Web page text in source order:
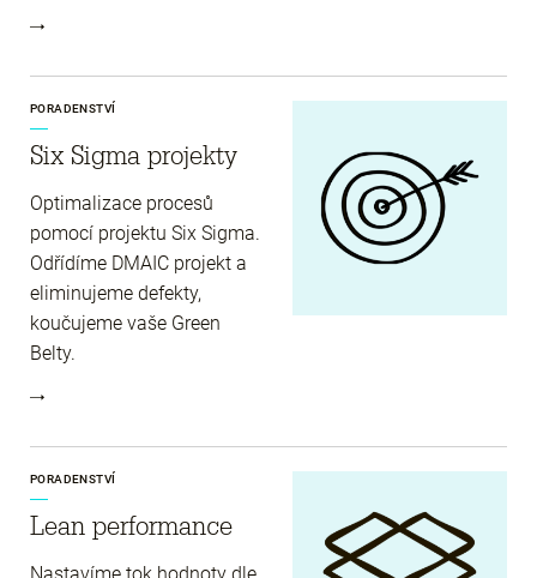
PORADENSTVÍ
Six Sigma projekty
Optimalizace procesů
pomocí projektu Six Sigma.
Odřídíme DMAIC projekt a
eliminujeme defekty,
koučujeme vaše Green
Belty.
PORADENSTVÍ
Lean performance